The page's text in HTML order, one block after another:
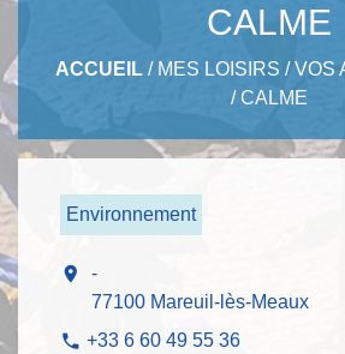
CALME
ACCUEIL / MES LOISIRS /VOS
/CALME
Environnement
location_on
-
77100 Mareuil-lès-Meaux
phone +33 6 60 49 55 36